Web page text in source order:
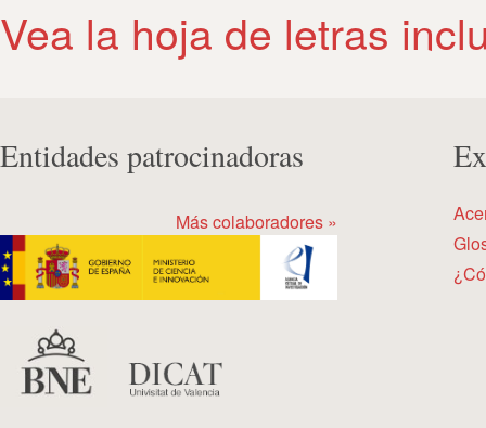
Vea la hoja de letras
Entidades patrocinadoras
Más colaboradores »